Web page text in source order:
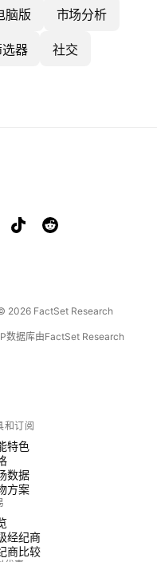
脑版 市场分析
选器 社交
2026 FactSet Research
数据库由FactSet Research
和订阅
特色
数据
方案
经纪商
商比较